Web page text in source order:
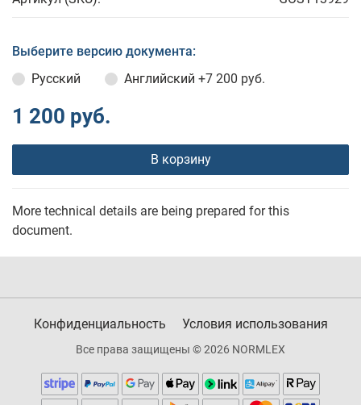
Выберите версию документа:
Русский
Английский +7 200 руб.
1 200 руб.
В корзину
More technical details are being prepared for this
document.
Конфиденциальность Условия использования
Все права защищены © 2026 NORMLEX